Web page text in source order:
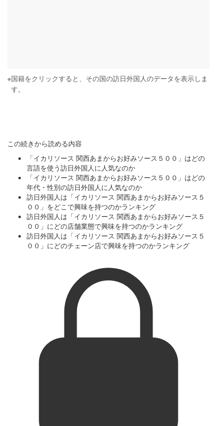
※国籍をクリックすると、その国の訪日外国人のデータを表示しま
す。
この続きから読める内容
「イカリソース 関西あまからお好みソース５００」はどの
言語を使う訪日外国人に人気なのか
「イカリソース 関西あまからお好みソース５００」はどの
年代・性別の訪日外国人に人気なのか
訪日外国人は「イカリソース 関西あまからお好みソース５
００」をどこで興味を持つのかランキング
訪日外国人は「イカリソース 関西あまからお好みソース５
００」にどの店舗業態で興味を持つのかランキング
訪日外国人は「イカリソース 関西あまからお好みソース５
００」にどのチェーン店で興味を持つのかランキング